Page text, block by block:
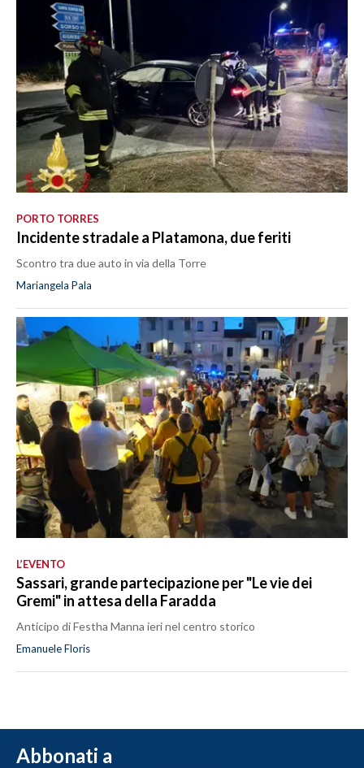
PORTO TORRES
Incidente stradale a Platamona, due feriti
Scontro tra due auto in via della Torre
Mariangela Pala
L’EVENTO
Sassari, grande partecipazione per "Le vie dei
Gremi" in attesa della Faradda
Anticipo di Festha Manna ieri nel centro storico
Emanuele Floris
Abbonati a